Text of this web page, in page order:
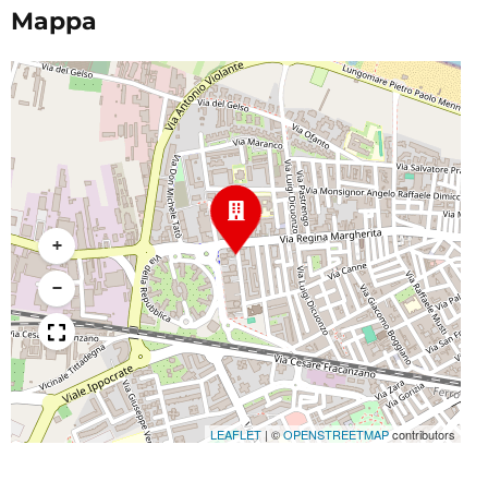
Mappa
+
−
LEAFLET | ©OPENSTREETMAPcontributors